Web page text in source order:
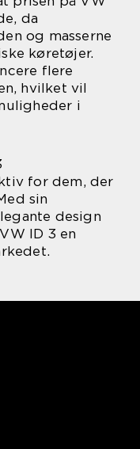
da
og masserne
køretøjer.
flere
hvilket vil
i
for dem, der
sin
design
ID 3 en